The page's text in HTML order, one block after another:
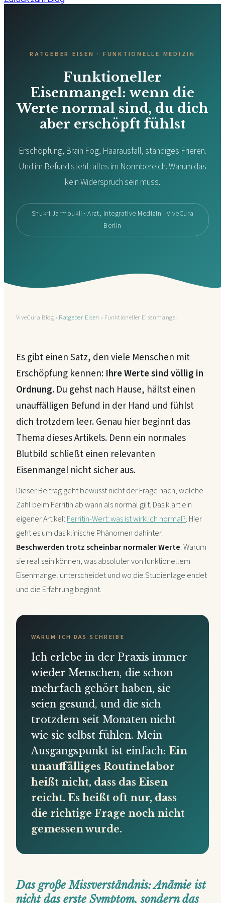
RATGEBER EISEN · FUNKTIONELLE MEDIZIN
Funktioneller
Eisenmangel: wenn die
Werte normal sind, du dich
aber erschöpft fühlst
Erschöpfung, Brain Fog, Haarausfall, ständiges Frieren.
Und im Befund steht: alles im Normbereich. Warum das
kein Widerspruch sein muss.
Shukri Jarmoukli · Arzt, Integrative Medizin · ViveCura
Berlin
ViveCura Blog › Ratgeber Eisen › Funktioneller Eisenmangel
Es gibt einen Satz, den viele Menschen mit
Erschöpfung kennen: Ihre Werte sind völlig in
Ordnung. Du gehst nach Hause, hältst einen
unauffälligen Befund in der Hand und fühlst
dich trotzdem leer. Genau hier beginnt das
Thema dieses Artikels. Denn ein normales
Blutbild schließt einen relevanten
Eisenmangel nicht sicher aus.
Dieser Beitrag geht bewusst nicht der Frage nach, welche
Zahl beim Ferritin ab wann als normal gilt. Das klärt ein
eigener Artikel: Ferritin-Wert: was ist wirklich normal?. Hier
geht es um das klinische Phänomen dahinter:
Beschwerden trotz scheinbar normaler Werte. Warum
sie real sein können, was absoluter von funktionellem
Eisenmangel unterscheidet und wo die Studienlage endet
und die Erfahrung beginnt.
WARUM ICH DAS SCHREIBE
Ich erlebe in der Praxis immer
wieder Menschen, die schon
mehrfach gehört haben, sie
seien gesund, und die sich
trotzdem seit Monaten nicht
wie sie selbst fühlen. Mein
Ausgangspunkt ist einfach: Ein
unauffälliges Routinelabor
heißt nicht, dass das Eisen
reicht. Es heißt oft nur, dass
die richtige Frage noch nicht
gemessen wurde.
Das große Missverständnis: Anämie ist
nicht das erste Symptom, sondern das